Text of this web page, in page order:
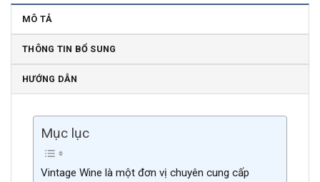
MÔ TẢ
THÔNG TIN BỔ SUNG
HƯỚNG DẪN
Mục lục
Vintage Wine là một đơn vị chuyên cung cấp